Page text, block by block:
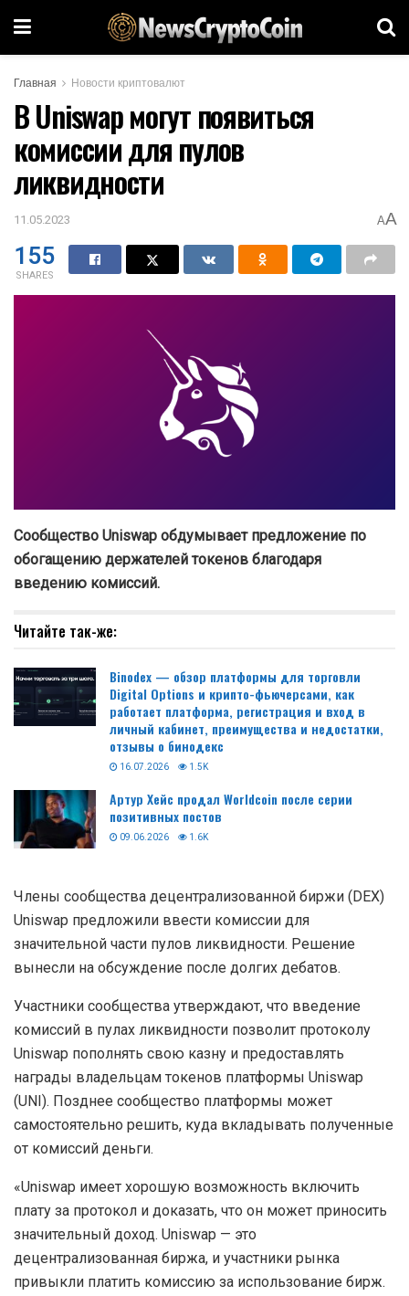
Главная Новости криптовалют
В Uniswap могут появиться
комиссии для пулов
ликвидности
11.05.2023 AA
155
SHARES
Сообщество Uniswap обдумывает предложение по
обогащению держателей токенов благодаря
введению комиссий.
Читайте так-же:
Binodex — обзор платформы для торговли
Digital Options и крипто-фьючерсами, как
работает платформа, регистрация и вход в
личный кабинет, преимущества и недостатки,
отзывы о бинодекс
16.07.2026 1.5K
Артур Хейс продал Worldcoin после серии
позитивных постов
09.06.2026 1.6K
Члены сообщества децентрализованной биржи (DEX)
Uniswap предложили ввести комиссии для
значительной части пулов ликвидности. Решение
вынесли на обсуждение после долгих дебатов.
Участники сообщества утверждают, что введение
комиссий в пулах ликвидности позволит протоколу
Uniswap пополнять свою казну и предоставлять
награды владельцам токенов платформы Uniswap
(UNI). Позднее сообщество платформы может
самостоятельно решить, куда вкладывать полученные
от комиссий деньги.
«Uniswap имеет хорошую возможность включить
плату за протокол и доказать, что он может приносить
значительный доход. Uniswap — это
децентрализованная биржа, и участники рынка
привыкли платить комиссию за использование бирж.